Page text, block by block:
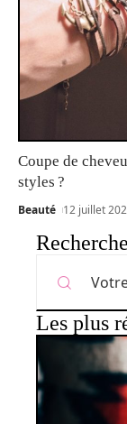
Coupe de
styles ?
Beauté 12 juillet
Recherche
Les plus